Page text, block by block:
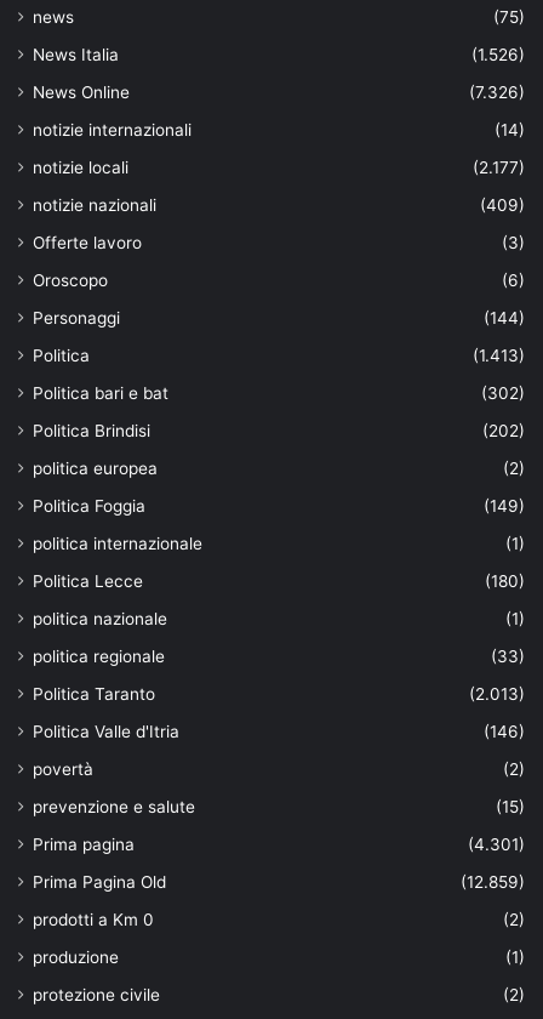
news
(75)
News Italia
(1.526)
News Online
(7.326)
notizie internazionali
(14)
notizie locali
(2.177)
notizie nazionali
(409)
Offerte lavoro
(3)
Oroscopo
(6)
Personaggi
(144)
Politica
(1.413)
Politica bari e bat
(302)
Politica Brindisi
(202)
politica europea
(2)
Politica Foggia
(149)
politica internazionale
(1)
Politica Lecce
(180)
politica nazionale
(1)
politica regionale
(33)
Politica Taranto
(2.013)
Politica Valle d'Itria
(146)
povertà
(2)
prevenzione e salute
(15)
Prima pagina
(4.301)
Prima Pagina Old
(12.859)
prodotti a Km 0
(2)
produzione
(1)
protezione civile
(2)